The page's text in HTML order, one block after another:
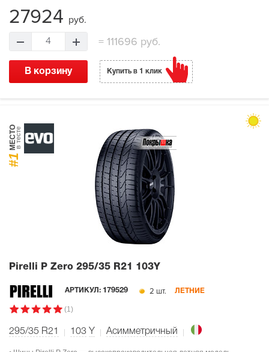
27924 руб.
4 = 111696 руб.
В корзину Купить в 1 клик
#1
МЕСТОв тесте
Pirelli P Zero 295/35 R21 103Y
АРТИКУЛ: 179529 2 шт. ЛЕТНИЕ
(1)
295/35 R21 103 Y Асимметричный